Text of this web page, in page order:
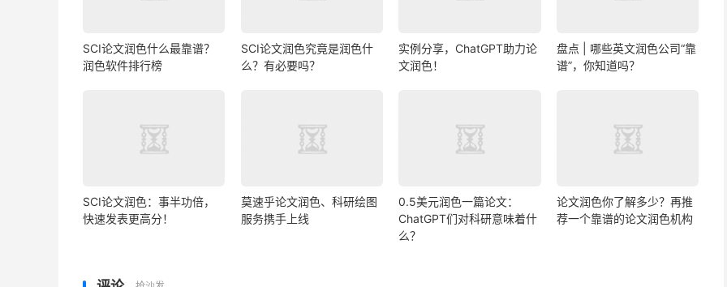
SCI论文润色什么最靠谱？
润色软件排行榜
SCI论文润色究竟是润色什
么？有必要吗？
实例分享，ChatGPT助力论
文润色！
盘点 | 哪些英文润色公司“靠
谱”，你知道吗？
SCI论文润色：事半功倍，
快速发表更高分！
莫速乎论文润色、科研绘图
服务携手上线
0.5美元润色一篇论文：
ChatGPT们对科研意味着什
么？
论文润色你了解多少？再推
荐一个靠谱的论文润色机构